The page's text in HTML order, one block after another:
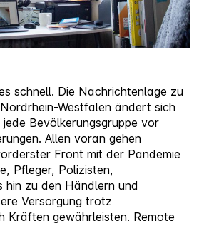
schnell. Die Nachrichtenlage zu
Westfalen ändert sich
Bevölkerungsgruppe vor
Allen voran gehen
Front mit der Pandemie
Pfleger, Polizisten,
hin zu den Händlern und
Versorgung trotz
Kräften gewährleisten. Remote